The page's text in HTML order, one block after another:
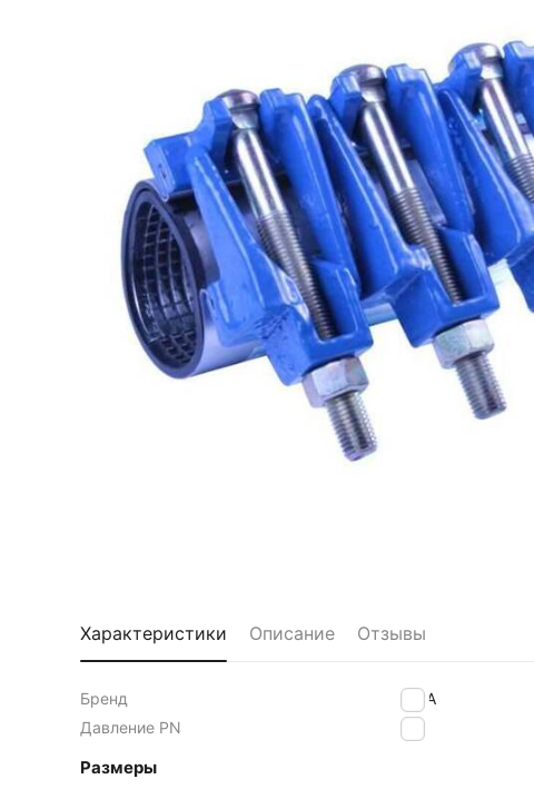
Характеристики Описание Отзывы
Бренд
IDRA
Давление PN
16
Размеры